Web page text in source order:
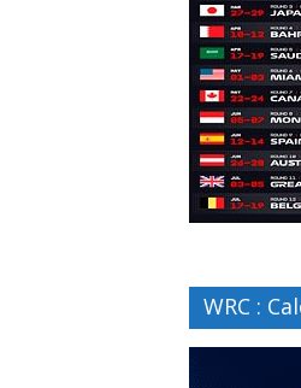
WRC :